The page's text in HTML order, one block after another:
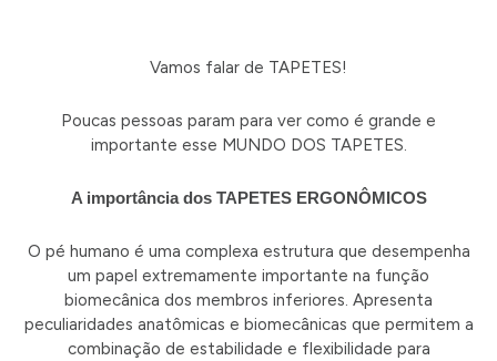
Vamos falar de TAPETES!
Poucas pessoas param para ver como é grande e
importante esse MUNDO DOS TAPETES.
A importância dos TAPETES ERGONÔMICOS
O pé humano é uma complexa estrutura que desempenha
um papel extremamente importante na função
biomecânica dos membros inferiores. Apresenta
peculiaridades anatômicas e biomecânicas que permitem a
combinação de estabilidade e flexibilidade para